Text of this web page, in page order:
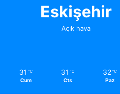
Eskişehir
Açık hava
31 ℃
Cum
31 ℃
Cts
32 ℃
Paz